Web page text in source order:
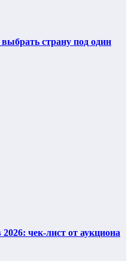
страну под один
чек-лист от аукциона